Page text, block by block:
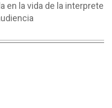
en la vida de la interprete